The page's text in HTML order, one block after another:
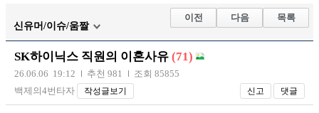
자유사진 군사/무기
트럭/버스 항공/해운/철도
장착시공사진
신유머/이슈/움짤
이전 다음 목록
SK하이닉스 직원의 이혼사유 (71)
26.06.06 19:12 추천 981
조회 85855
백제의4번타자
작성글보기 신고 댓글